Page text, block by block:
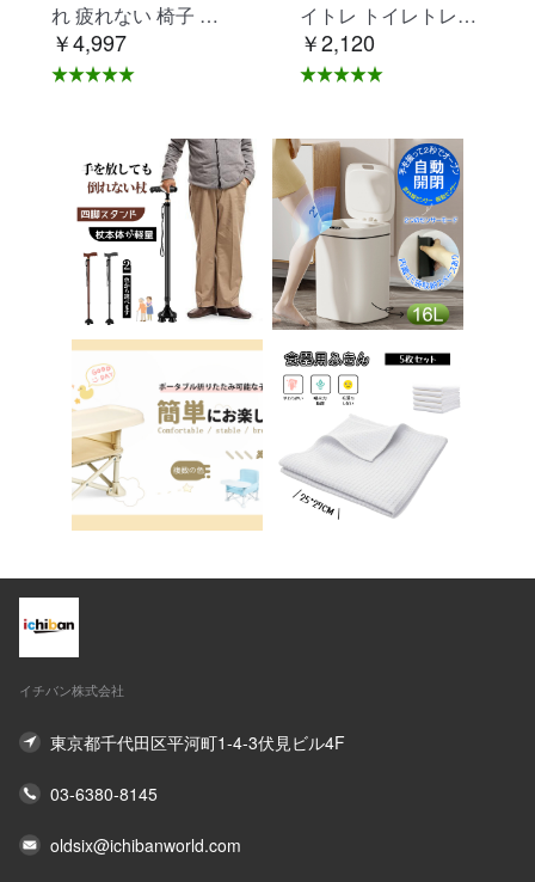
れ 疲れない 椅子 白
ホワイト デスクチェ
ア 疲れにくい 学習椅
学習チェア オフィス
チェア パソコンチェ
ア ベロア調 インテリ
ア 椅子 イス 在宅ワ
ーク アシェル ブリリ
アント C-56
￥4,997
イトレ トイレトレー
ニング トイレ 練習
折りたたみ おまる 補
供用 便座 トイレ補助
踏み台 男の子 女の子
子供 子ども トイトレ
送料無料 ステップ ス
テップ台 トイレ D-2
8
￥2,120
イチバン株式会社
東京都千代田区平河町1-4-3伏見ビル4F
03-6380-8145
oldsix@ichibanworld.com